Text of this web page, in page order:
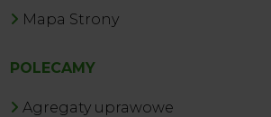
Mapa Strony
POLECAMY
Agregaty uprawowe